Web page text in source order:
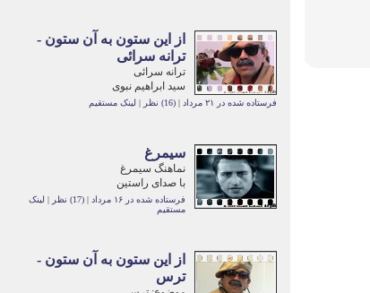
از این ستون به آن ستون -
ترانه سرائی
ترانه سرائی
سید ابراهیم نبوی
فرستاده شده در ۲۱ مرداد |(16) نظر | لینک مستقیم
سیمرغ
نماهنگ سیمرغ
با صدای راستین
فرستاده شده در ۱۶ مرداد |(17) نظر | لینک
مستقیم
از این ستون به آن ستون -
ترس